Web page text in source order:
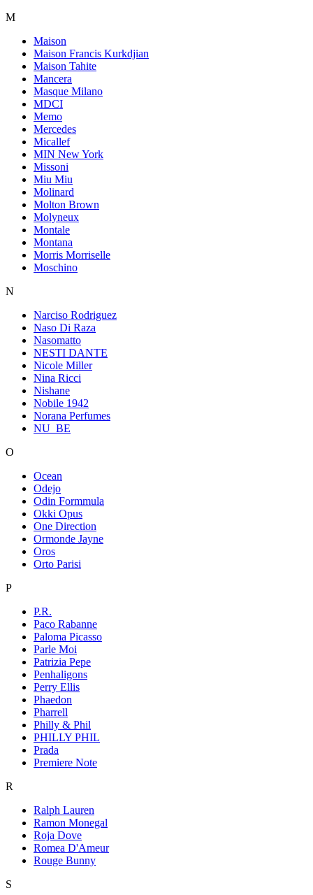
M
Maison
Maison Francis Kurkdjian
Maison Tahite
Mancera
Masque Milano
MDCI
Memo
Mercedes
Micallef
MIN New York
Missoni
Miu Miu
Molinard
Molton Brown
Molyneux
Montale
Montana
Morris Morriselle
Moschino
N
Narciso Rodriguez
Naso Di Raza
Nasomatto
NESTI DANTE
Nicole Miller
Nina Ricci
Nishane
Nobile 1942
Norana Perfumes
NU_BE
O
Ocean
Odejo
Odin Formmula
Okki Opus
One Direction
Ormonde Jayne
Oros
Orto Parisi
P
P.R.
Paco Rabanne
Paloma Picasso
Parle Moi
Patrizia Pepe
Penhaligons
Perry Ellis
Phaedon
Pharrell
Philly & Phil
PHILLY PHIL
Prada
Premiere Note
R
Ralph Lauren
Ramon Monegal
Roja Dove
Romea D'Ameur
Rouge Bunny
S